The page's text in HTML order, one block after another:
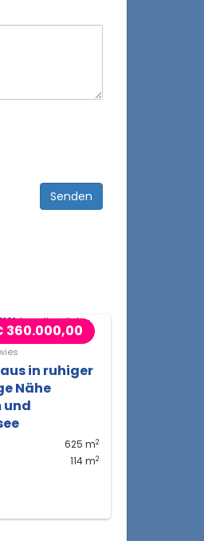
360.000,00
in ruhiger
Nähe
und
625 m2
114 m2